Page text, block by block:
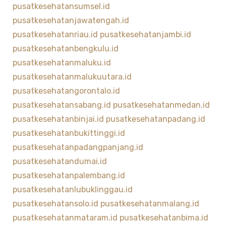
pusatkesehatansumsel.id
pusatkesehatanjawatengah.id
pusatkesehatanriau.id pusatkesehatanjambi.id
pusatkesehatanbengkulu.id
pusatkesehatanmaluku.id
pusatkesehatanmalukuutara.id
pusatkesehatangorontalo.id
pusatkesehatansabang.id pusatkesehatanmedan.id
pusatkesehatanbinjai.id pusatkesehatanpadang.id
pusatkesehatanbukittinggi.id
pusatkesehatanpadangpanjang.id
pusatkesehatandumai.id
pusatkesehatanpalembang.id
pusatkesehatanlubuklinggau.id
pusatkesehatansolo.id pusatkesehatanmalang.id
pusatkesehatanmataram.id pusatkesehatanbima.id